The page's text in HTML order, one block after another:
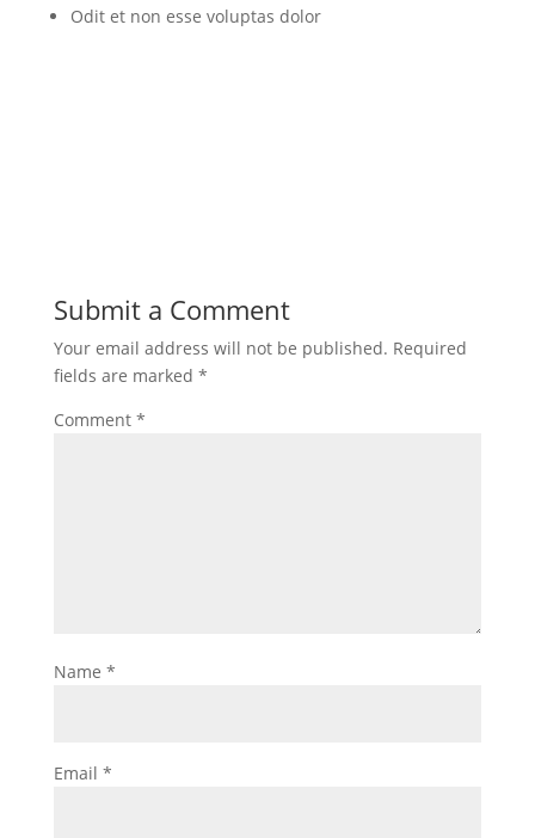
Odit et non esse voluptas dolor
Submit a Comment
Your email address will not be published. Required
fields are marked *
Comment *
Name *
Email *